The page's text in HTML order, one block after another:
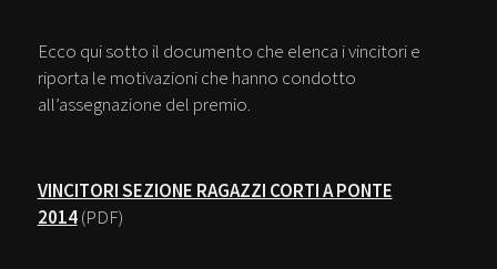
Ecco qui sotto il documento che elenca i vincitori e
riporta le motivazioni che hanno condotto
all’assegnazione del premio.
VINCITORI SEZIONE RAGAZZI CORTI A PONTE
2014(PDF)